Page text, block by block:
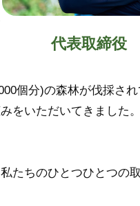
代表取締役
個分)の森林が伐採さ
をいただいてきました
たちのひとつひとつの